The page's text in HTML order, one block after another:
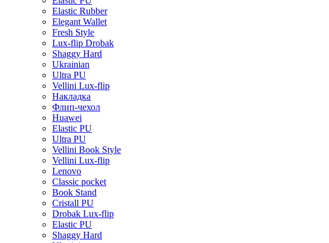
Elastic Rubber
Elegant Wallet
Fresh Style
Lux-flip Drobak
Shaggy Hard
Ukrainian
Ultra PU
Vellini Lux-flip
Накладка
Флип-чехол
Huawei
Elastic PU
Ultra PU
Vellini Book Style
Vellini Lux-flip
Lenovo
Classic pocket
Book Stand
Cristall PU
Drobak Lux-flip
Elastic PU
Shaggy Hard